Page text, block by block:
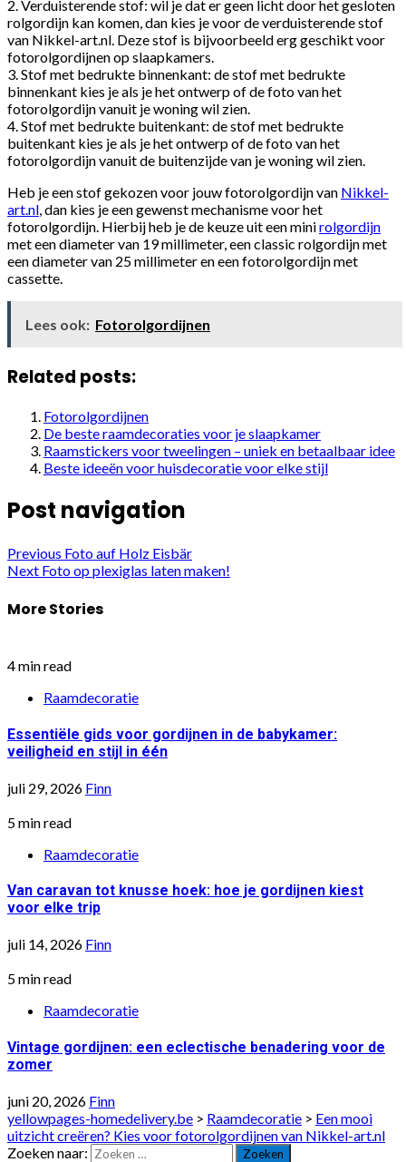
2. Verduisterende stof: wil je dat er geen licht door het gesloten
rolgordijn kan komen, dan kies je voor de verduisterende stof
van Nikkel-art.nl. Deze stof is bijvoorbeeld erg geschikt voor
fotorolgordijnen op slaapkamers.
3. Stof met bedrukte binnenkant: de stof met bedrukte
binnenkant kies je als je het ontwerp of de foto van het
fotorolgordijn vanuit je woning wil zien.
4. Stof met bedrukte buitenkant: de stof met bedrukte
buitenkant kies je als je het ontwerp of de foto van het
fotorolgordijn vanuit de buitenzijde van je woning wil zien.
Heb je een stof gekozen voor jouw fotorolgordijn van Nikkel-
art.nl , dan kies je een gewenst mechanisme voor het
fotorolgordijn. Hierbij heb je de keuze uit een minirolgordijn
met een diameter van 19 millimeter, een classic rolgordijn met
een diameter van 25 millimeter en een fotorolgordijn met
cassette.
Lees ook: Fotorolgordijnen
Related posts:
Fotorolgordijnen
De beste raamdecoraties voor je slaapkamer
Raamstickers voor tweelingen – uniek en betaalbaar idee
Beste ideeën voor huisdecoratie voor elke stijl
Post navigation
Previous Foto auf Holz Eisbär
Next Foto op plexiglas laten maken!
More Stories
4 min read
Raamdecoratie
Essentiële gids voor gordijnen in de babykamer:
veiligheid en stijl in één
juli 29, 2026 Finn
5 min read
Raamdecoratie
Van caravan tot knusse hoek: hoe je gordijnen kiest
voor elke trip
juli 14, 2026 Finn
5 min read
Raamdecoratie
Vintage gordijnen: een eclectische benadering voor de
zomer
juni 20, 2026 Finn
yellowpages-homedelivery.be > Raamdecoratie > Een mooi
uitzicht creëren? Kies voor fotorolgordijnen van Nikkel-art.nl
Zoeken naar: